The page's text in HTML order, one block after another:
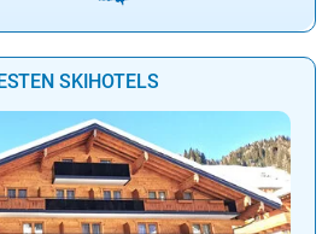
sonnig
13° Regenschauer 93%
SKIHOTELS